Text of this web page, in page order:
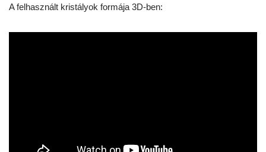
A felhasznált kristályok formája 3D-ben: